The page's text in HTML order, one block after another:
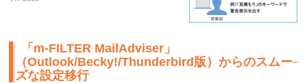
「m-FILTER MailAdviser」
（Outlook/Becky!/Thunderbird版）からのスムー
ズな設定移行